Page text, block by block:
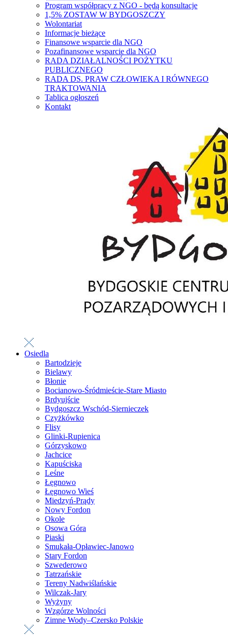
Program współpracy z NGO - będą konsultacje
1,5% ZOSTAW W BYDGOSZCZY
Wolontariat
Informacje bieżące
Finansowe wsparcie dla NGO
Pozafinansowe wsparcie dla NGO
RADA DZIAŁALNOŚCI POŻYTKU
PUBLICZNEGO
RADA DS. PRAW CZŁOWIEKA I RÓWNEGO
TRAKTOWANIA
Tablica ogłoszeń
Kontakt
Osiedla
Bartodzieje
Bielawy
Błonie
Bocianowo-Śródmieście-Stare Miasto
Brdyujście
Bydgoszcz Wschód-Siernieczek
Czyżkówko
Flisy
Glinki-Rupienica
Górzyskowo
Jachcice
Kapuściska
Leśne
Łęgnowo
Łęgnowo Wieś
Miedzyń-Prądy
Nowy Fordon
Okole
Osowa Góra
Piaski
Smukała-Opławiec-Janowo
Stary Fordon
Szwederowo
Tatrzańskie
Tereny Nadwiślańskie
Wilczak-Jary
Wyżyny
Wzgórze Wolności
Zimne Wody–Czersko Polskie